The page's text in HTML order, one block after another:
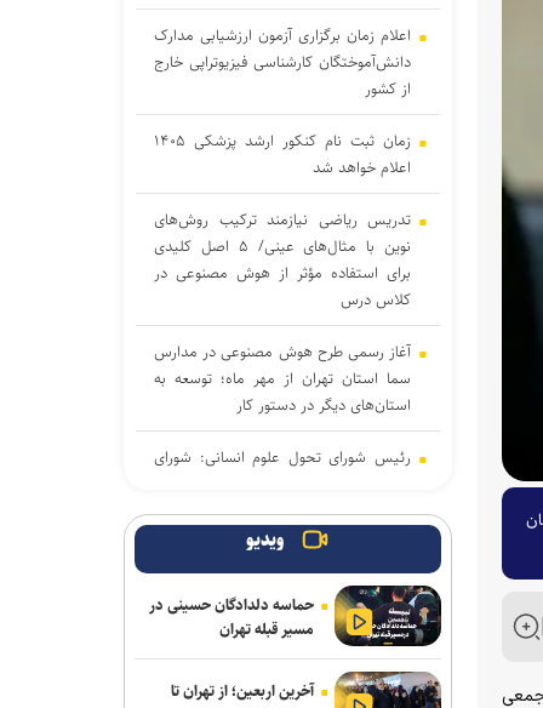
جمعی
اعلام زمان برگزاری آزمون ارزشیابی مدارک
دانش‌آموختگان کارشناسی فیزیوتراپی خارج
از کشور
زمان ثبت نام کنکور ارشد پزشکی ۱۴۰۵
اعلام خواهد شد
تدریس ریاضی نیازمند ترکیب روش‌های
نوین با مثال‌های عینی/ ۵ اصل کلیدی
برای استفاده مؤثر از هوش مصنوعی در
کلاس درس
آغاز رسمی طرح هوش مصنوعی در مدارس
سما استان تهران از مهر ماه؛ توسعه به
استان‌های دیگر در دستور کار
رئیس شورای تحول علوم انسانی: شورای
شتاب‌بخشی به تحول در آموزش عالی
کشورهای نوظهور در کمین صندلی‌های
ایران/ اگر کرسی‌های بین‌المللی را خالی
بگذاریم، جایگزین می‌شویم
اعلام نتایج اولیه آزمون ارشد ۱۴۰۵ تا اواخر
ویدیو
حماسه دلدادگان حسینی در
مسیر قبله تهران
آخرین اربعین؛ از تهران تا